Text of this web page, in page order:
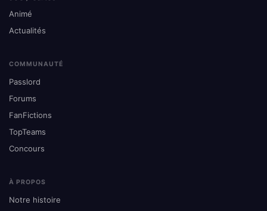
Animé
Actualités
COMMUNAUTÉ
Passlord
Forums
FanFictions
TopTeams
Concours
À PROPOS
Notre histoire